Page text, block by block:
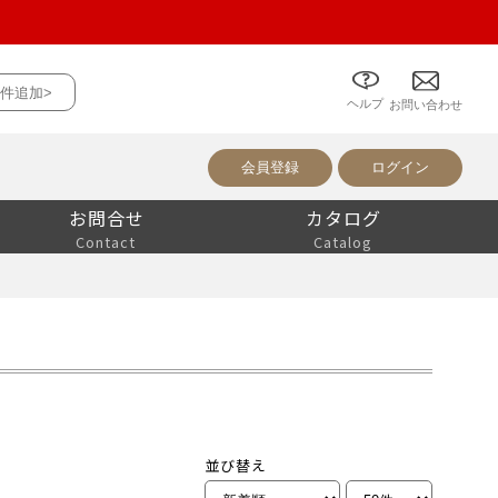
ついて
追加>
ヘルプ お問い合わせ
会員登録 ログイン
お問合せ
Contact
カタログ
Catalog
並び替え